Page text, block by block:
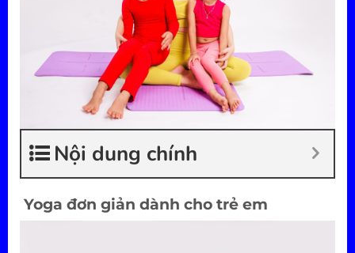
Nội dung chính
Yoga đơn giản dành cho trẻ em